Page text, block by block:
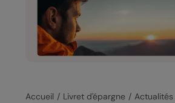
Accueil Livret d'épargne Actualités